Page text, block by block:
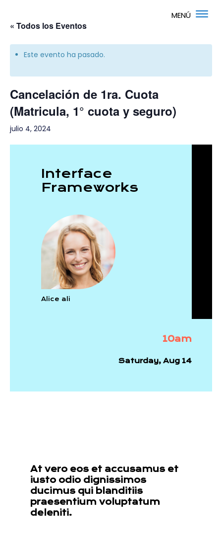
« Todos los Eventos
Este evento ha pasado.
Cancelación de 1ra. Cuota
(Matricula, 1° cuota y seguro)
julio 4, 2024
Interface
Frameworks
Alice ali
10am
Saturday, Aug 14
At vero eos et accusamus et
iusto odio dignissimos
ducimus qui blanditiis
praesentium voluptatum
deleniti.